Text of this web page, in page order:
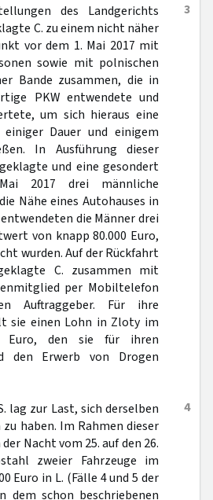
3
des Landgerichts
C. zu einem nicht näher
vor dem 1. Mai 2017 mit
sowie mit polnischen
Bande zusammen, die in
PKW entwendete und
um sich hieraus eine
einiger Dauer und einigem
In Ausführung dieser
und eine gesondert
2017 drei männliche
Nähe eines Autohauses in
die Männer drei
von knapp 80.000 Euro,
wurden. Auf der Rückfahrt
C. zusammen mit
per Mobiltelefon
Auftraggeber. Für ihre
sie einen Lohn in Zloty im
Euro, den sie für ihren
den Erwerb von Drogen
4
lag zur Last, sich derselben
haben. Im Rahmen dieser
Nacht vom 25. auf den 26.
zweier Fahrzeuge im
Euro in L. (Fälle 4 und 5 der
dem schon beschriebenen